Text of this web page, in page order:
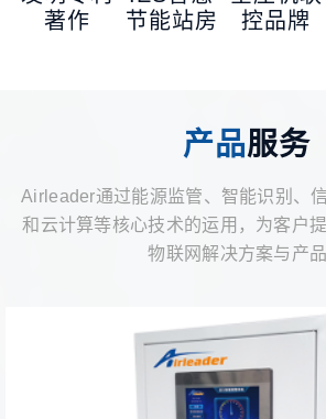
著作
节能站房
控品牌
产品服务
Airleader通过能源监管、智能识别、
和云计算等核心技术的运用，为客户
物联网解决方案与产品